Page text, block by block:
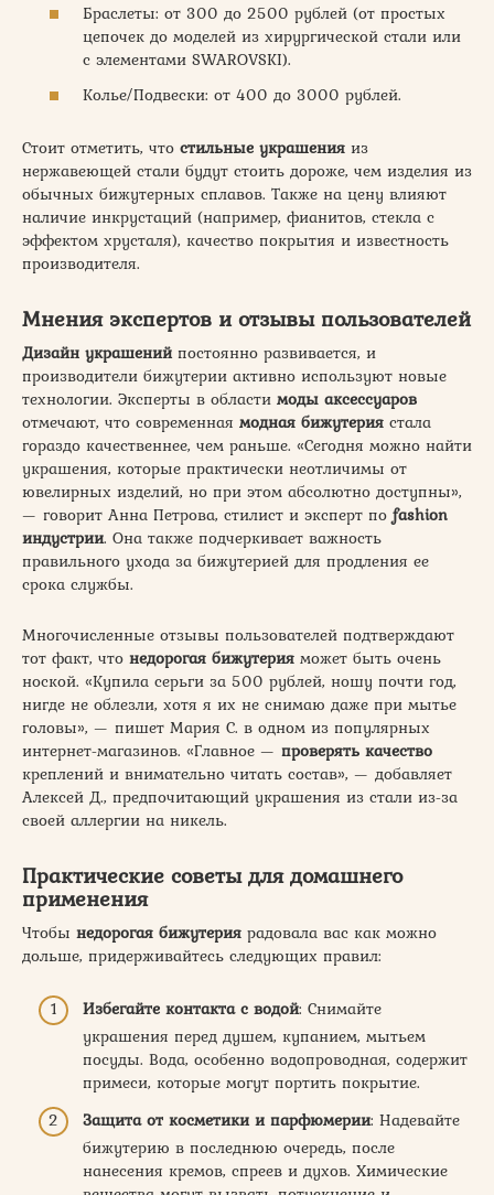
Браслеты: от 300 до 2500 рублей (от простых
цепочек до моделей из хирургической стали или
с элементами SWAROVSKI).
Колье/Подвески: от 400 до 3000 рублей.
Стоит отметить, что стильные украшения из
нержавеющей стали будут стоить дороже, чем изделия из
обычных бижутерных сплавов. Также на цену влияют
наличие инкрустаций (например, фианитов, стекла с
эффектом хрусталя), качество покрытия и известность
производителя.
Мнения экспертов и отзывы пользователей
Дизайн украшенийпостоянно развивается, и
производители бижутерии активно используют новые
технологии. Эксперты в области моды аксессуаров
отмечают, что современная модная бижутерия стала
гораздо качественнее, чем раньше. «Сегодня можно найти
украшения, которые практически неотличимы от
ювелирных изделий, но при этом абсолютно доступны»,
— говорит Анна Петрова, стилист и эксперт поfashion
индустрии. Она также подчеркивает важность
правильного ухода за бижутерией для продления ее
срока службы.
Многочисленные отзывы пользователей подтверждают
тот факт, что недорогая бижутерия может быть очень
ноской. «Купила серьги за 500 рублей, ношу почти год,
нигде не облезли, хотя я их не снимаю даже при мытье
головы», — пишет Мария С. в одном из популярных
интернет-магазинов. «Главное — проверять качество
креплений и внимательно читать состав», — добавляет
Алексей Д., предпочитающий украшения из стали из-за
своей аллергии на никель.
Практические советы для домашнего
применения
Чтобы недорогая бижутерия радовала вас как можно
дольше, придерживайтесь следующих правил:
Избегайте контакта с водой: Снимайте
украшения перед душем, купанием, мытьем
посуды. Вода, особенно водопроводная, содержит
примеси, которые могут портить покрытие.
Защита от косметики и парфюмерии: Надевайте
бижутерию в последнюю очередь, после
нанесения кремов, спреев и духов. Химические